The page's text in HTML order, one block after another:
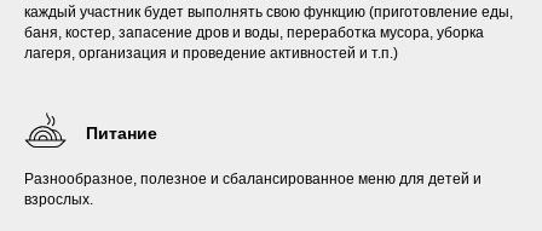
каждый участник будет выполнять свою функцию (приготовление еды,
баня, костер, запасение дров и воды, переработка мусора, уборка
лагеря, организация и проведение активностей и т.п.)
Питание
Разнообразное, полезное и сбалансированное меню для детей и
взрослых.